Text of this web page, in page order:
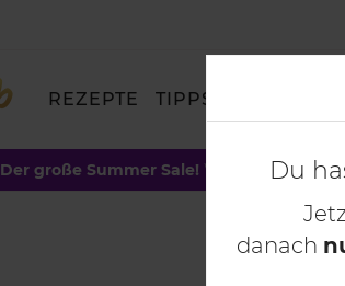
REZEPTE TIPPS
Der große Summer Sale! Wenig Zeit in der
Du
danach